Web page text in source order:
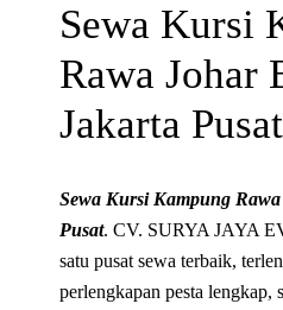
Sewa Kursi
Rawa Johar
Jakarta Pusat
Sewa Kursi Kampung
Pusat. CV. SURYA JAYA
satu pusat sewa terbaik,
perlengkapan pesta lengkap,